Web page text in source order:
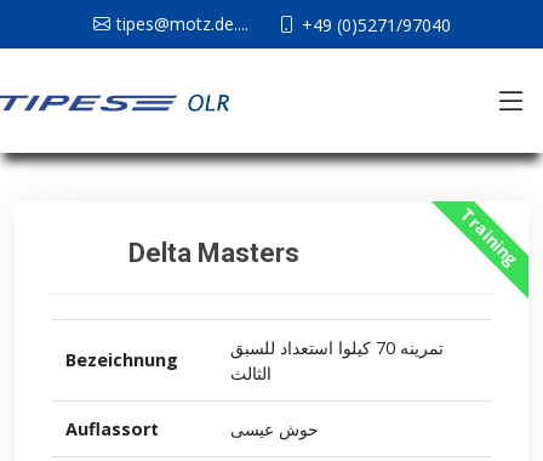
tipes@motz.de.... +49 (0)5271/97040
Training
Delta Masters
Bezeichnung
تمرينه 70 كيلوا استعداد للسبق
الثالث
Auflassort حوش عيسى